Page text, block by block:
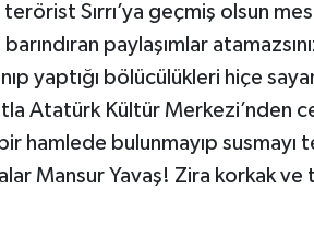
Sırrı’ya geçmiş olsun
paylaşımlar
yaptığı bölücülükleri hiçe
Atatürk Kültür Merkezi’nden
hamlede bulunmayıp susmayı
Mansur Yavaş! Zira korkak ve